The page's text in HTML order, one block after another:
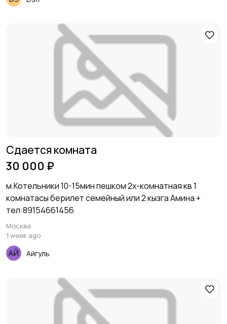
Сдается комната
30 000 ₽
м.Котельники 10-15мин пешком 2х-комнатная кв 1
комнатасы берилет семейный или 2 кызга Амина +
тел:89154661456
Москва
1 week ago
Айгуль